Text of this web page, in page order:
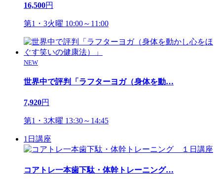
16,500円
第1・3火曜 10:00～11:00
NEW
世界中で評判「ラフターヨガ（身体を動…
7,920円
第1・3木曜 13:30～14:45
1日講座
コアトレ一本歯下駄・体幹トレーニング…